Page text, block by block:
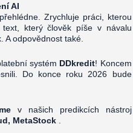
AI
Zrychluje práci, kterou
který člověk píše v návalu
A odpovědnost také.
systém DDkredit! Koncem
Do konce roku 2026 bude
v našich predikcích nástroj
MetaStock